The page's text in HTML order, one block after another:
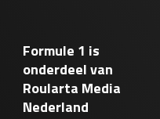
Formule 1 is
onderdeel van
Roularta Media
Nederland